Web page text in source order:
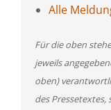
Alle
Für die oben
jeweils
oben)
des Pressetextes,